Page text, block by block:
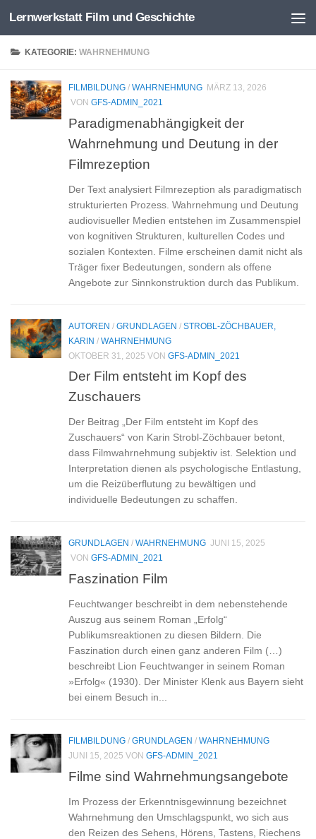
Zum Inhalt springen
Lernwerkstatt Film und Geschichte
KATEGORIE:WAHRNEHMUNG
FILMBILDUNG / WAHRNEHMUNG MÄRZ 13, 2026
VON GFS-ADMIN_2021
Paradigmenabhängigkeit der
Wahrnehmung und Deutung in der
Filmrezeption
Der Text analysiert Filmrezeption als paradigmatisch
strukturierten Prozess. Wahrnehmung und Deutung
audiovisueller Medien entstehen im Zusammenspiel
von kognitiven Strukturen, kulturellen Codes und
sozialen Kontexten. Filme erscheinen damit nicht als
Träger fixer Bedeutungen, sondern als offene
Angebote zur Sinnkonstruktion durch das Publikum.
AUTOREN / GRUNDLAGEN / STROBL-ZÖCHBAUER,
KARIN / WAHRNEHMUNG
OKTOBER 31, 2025 VON GFS-ADMIN_2021
Der Film entsteht im Kopf des
Zuschauers
Der Beitrag „Der Film entsteht im Kopf des
Zuschauers“ von Karin Strobl-Zöchbauer betont,
dass Filmwahrnehmung subjektiv ist. Selektion und
Interpretation dienen als psychologische Entlastung,
um die Reizüberflutung zu bewältigen und
individuelle Bedeutungen zu schaffen.
GRUNDLAGEN / WAHRNEHMUNG JUNI 15, 2025
VON GFS-ADMIN_2021
Faszination Film
Feuchtwanger beschreibt in dem nebenstehende
Auszug aus seinem Roman „Erfolg“
Publikumsreaktionen zu diesen Bildern. Die
Faszination durch einen ganz anderen Film (…)
beschreibt Lion Feuchtwanger in sei­nem Roman
»Erfolg« (1930). Der Minister Klenk aus Bayern sieht
bei einem Besuch in...
FILMBILDUNG / GRUNDLAGEN / WAHRNEHMUNG
JUNI 15, 2025 VON GFS-ADMIN_2021
Filme sind Wahrnehmungsangebote
Im Prozess der Erkenntnisgewinnung bezeichnet
Wahrnehmung den Umschlagspunkt, wo sich aus
den Reizen des Sehens, Hörens, Tastens, Riechens